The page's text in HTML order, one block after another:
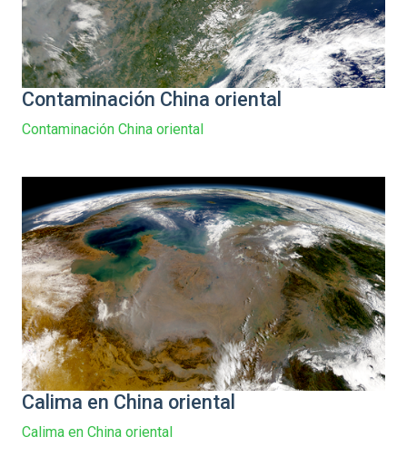
Contaminación China oriental
Contaminación China oriental
Calima en China oriental
Calima en China oriental